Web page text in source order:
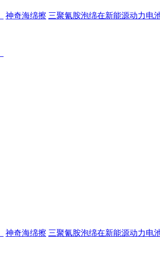
神奇海绵擦 三聚氰胺泡绵在新能源动力电
神奇海绵擦 三聚氰胺泡绵在新能源动力电